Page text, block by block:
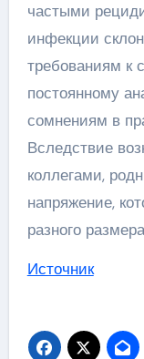
частыми
инфекции
требованиям к
постоянному
сомнениям в
Вследствие
коллегами,
напряжение,
разного
Источник